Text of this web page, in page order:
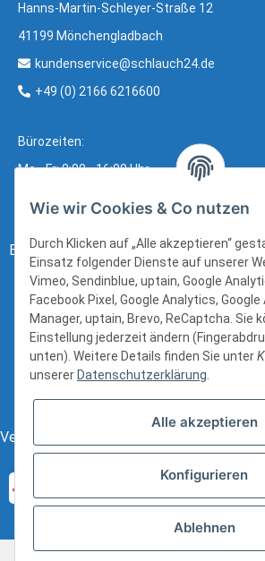
Hanns-Martin-Schleyer-Straße 12
41199 Mönchengladbach
kundenservice@schlauch24.de
+49 (0) 2166 6216600
Bürozeiten:
Mo - Fr: 8:00 - 16:00 Uhr
Bezahlung:
Versand:
* Alle Preise inkl. gesetzlicher USt.,
Wie wir Cookies & Co nutzen
Durch Klicken auf „Alle akzeptieren“
Einsatz folgender Dienste auf unserer
Vimeo, Sendinblue, uptain, Google
Facebook Pixel, Google Analytics, Google
Manager, uptain, Brevo, ReCaptcha. Sie
Einstellung jederzeit ändern
unten). Weitere Details finden Sie unter
unserer Datenschutzerklärung.
Alle akzeptieren
Konfigurieren
Ablehnen